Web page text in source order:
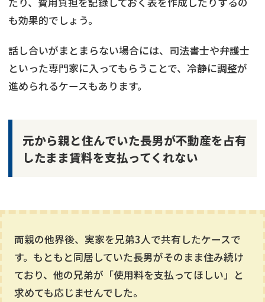
も効果的でしょう。
話し合いがまとまらない場合には、司法書士や弁護士
といった専門家に入ってもらうことで、冷静に調整が
進められるケースもあります。
元から親と住んでいた長男が不動産を占有
したまま賃料を支払ってくれない
両親の他界後、実家を兄弟3人で共有したケースで
す。もともと同居していた長男がそのまま住み続け
ており、他の兄弟が「使用料を支払ってほしい」と
求めても応じませんでした。